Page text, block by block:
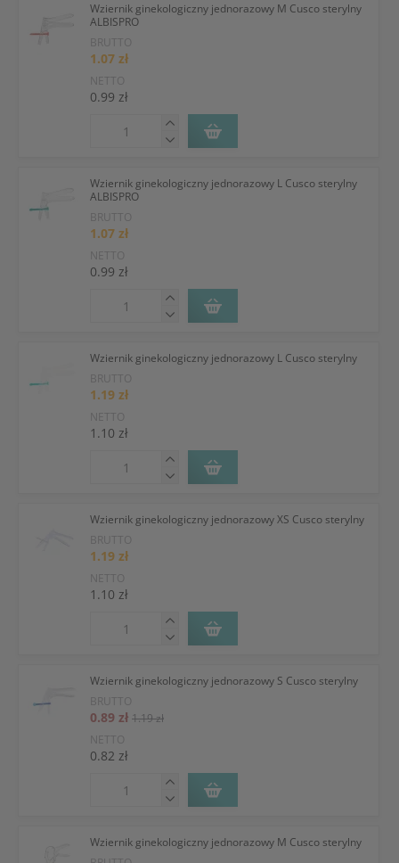
Wziernik ginekologiczny jednorazowy M Cusco sterylny
ALBISPRO
BRUTTO
1.07 zł
NETTO
0.99 zł
Wziernik ginekologiczny jednorazowy L Cusco sterylny
ALBISPRO
BRUTTO
1.07 zł
NETTO
0.99 zł
Wziernik ginekologiczny jednorazowy L Cusco sterylny
BRUTTO
1.19 zł
NETTO
1.10 zł
Wziernik ginekologiczny jednorazowy XS Cusco sterylny
BRUTTO
1.19 zł
NETTO
1.10 zł
Wziernik ginekologiczny jednorazowy S Cusco sterylny
BRUTTO
0.89 zł 1.19 zł
NETTO
0.82 zł
Wziernik ginekologiczny jednorazowy M Cusco sterylny